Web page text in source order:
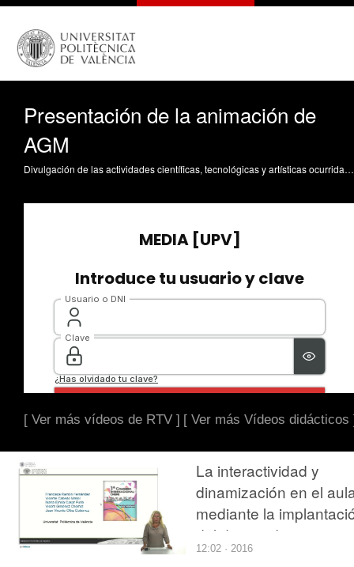
Presentación de la animación de
AGM
Divulgación de las actividades científicas, tecnológicas y artísticas ocurridas en los tres campus de la UPV
[ Ver más vídeos de RTV ] [ Ver más Vídeos didácticos
La interactividad y
dinamización en el
mediante la
del diseño de casos
prácticos jurídicos
12:02 · 2016